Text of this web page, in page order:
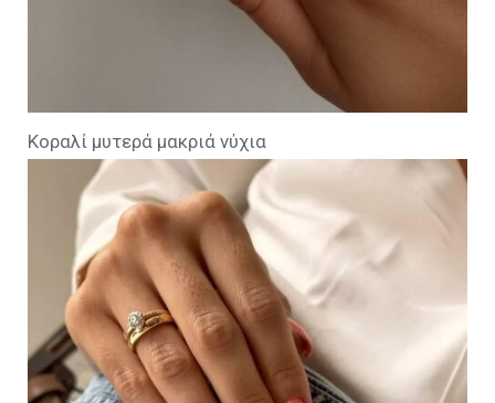
Κοραλί μυτερά μακριά νύχια